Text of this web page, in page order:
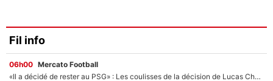
Fil info
06h00 Mercato Football
«Il a décidé de rester au PSG» : Les coulisses de la décision de Lucas Chevalier pour son transfert